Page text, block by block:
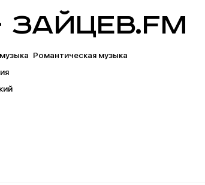
Зайцев.FM
Романтическая музыка